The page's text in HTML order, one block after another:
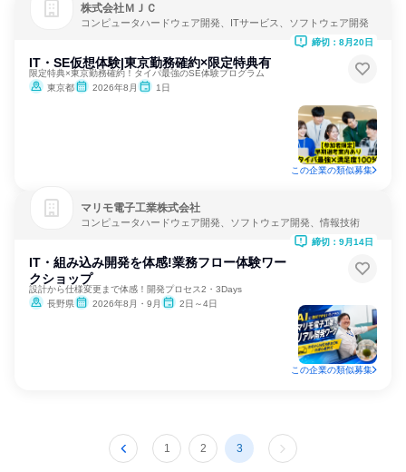
株式会社ＭＪＣ
コンピュータハードウェア開発、ITサービス、ソフトウェア開発
IT・SE仮想体験|東京勤務確約×限定特典有
限定特典×東京勤務確約！タイパ最強のSE体験プログラム
東京都
2026年8月 1日
締切：8月20日
この企業の類似募集
マリモ電子工業株式会社
コンピュータハードウェア開発、ソフトウェア開発、情報技術
IT・組み込み開発を体感!業務フロー体験ワー
クショップ
設計から仕様変更まで体感！開発プロセス2・3Days
長野県
2026年8月・9月 2日～4日
締切：9月14日
この企業の類似募集
1 2 3